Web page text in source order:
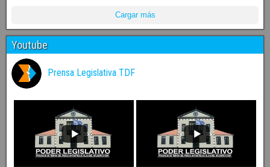
Cargar más
Youtube
Prensa Legislativa TDF